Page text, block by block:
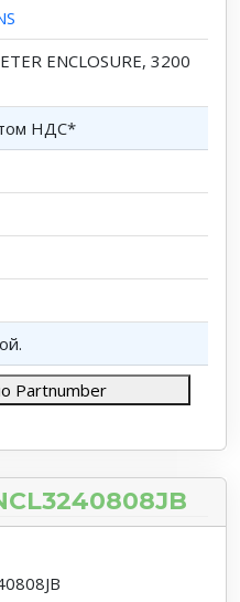
ENCLOSURE, 3200
НДС*
Partnumber